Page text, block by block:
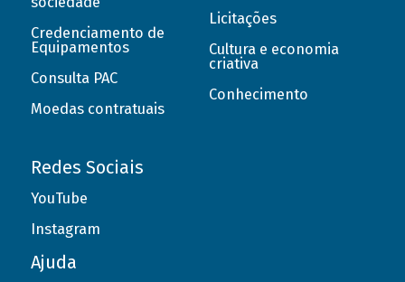
Credenciamento de
Equipamentos
Consulta PAC
Moedas contratuais
Licitações
Cultura e economia
criativa
Conhecimento
Redes Sociais
YouTube
Instagram
Ajuda